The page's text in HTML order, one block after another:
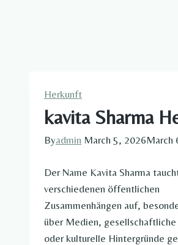
Herkunft​
kavita Sharma
Byadmin March 5, 2026March
Der Name Kavita Sharma
verschiedenen öffentlichen
Zusammenhängen auf,
über Medien, gesellschaftliche
oder kulturelle Hintergründe